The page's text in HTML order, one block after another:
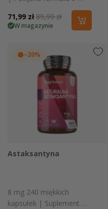
1 z soplówką jeżowatą,
kurkumą organiczną i
czarnym piep
Cena
promocyjna
71,99 zł Cena
regularna
89,99 zł
W magazynie
–20%
Astaksantyna
8 mg 240 miękkich
kapsułek | Suplement z